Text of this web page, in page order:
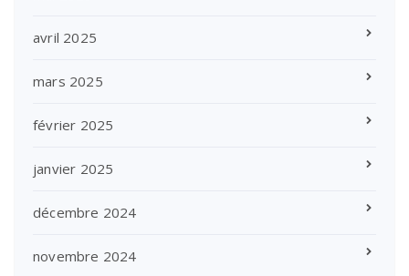
avril 2025
mars 2025
février 2025
janvier 2025
décembre 2024
novembre 2024